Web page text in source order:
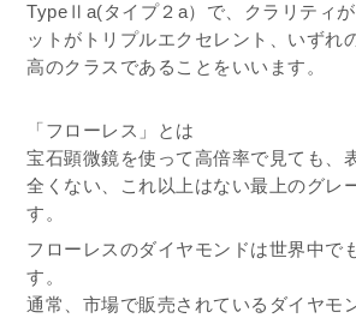
TypeⅡa(タイプ２a）で、クラリティ
ットがトリプルエクセレント、いずれ
高のクラスであることをいいます。
「フローレス」とは
宝石顕微鏡を使って高倍率で見ても、
全くない、これ以上はない最上のグレ
す。
フローレスのダイヤモンドは世界中で
す。
通常、市場で販売されているダイヤモ